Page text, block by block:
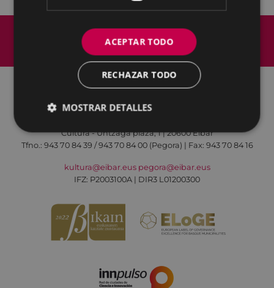
Política de cookies
Contacto
Accesibilidad
Todas las redes sociales del Ayuntamiento
Cultura - Untzaga plaza, 1 | 20600 Eibar
Tfno.: 943 70 84 39 / 943 70 84 00 (Pegora) | Fax: 943 70 84 16
kultura@eibar.eus pegora@eibar.eus
IFZ: P2003100A | DIR3 L01200300
ACEPTAR TODO
RECHAZAR TODO
MOSTRAR DETALLES